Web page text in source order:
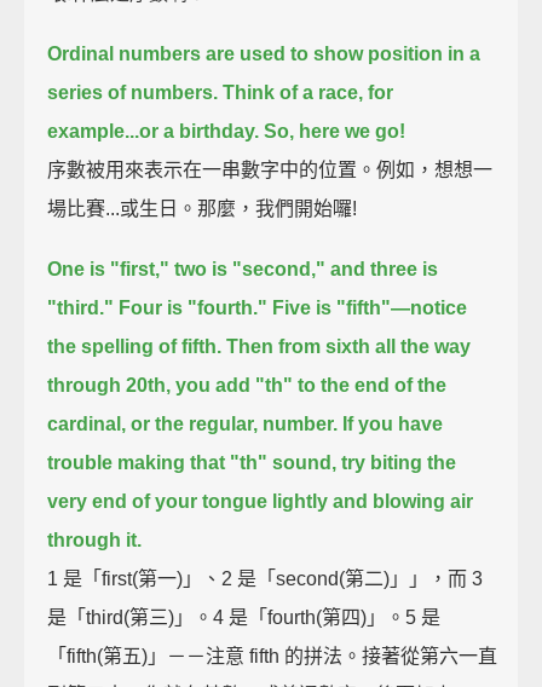
Ordinal numbers are used to show position in a
series of numbers. Think of a race, for
example...or a birthday. So, here we go!
序數被用來表示在一串數字中的位置。例如，想想一
場比賽...或生日。那麼，我們開始囉!
One is "first," two is "second," and three is
"third." Four is "fourth." Five is "fifth"—notice
the spelling of fifth. Then from sixth all the way
through 20th, you add "th" to the end of the
cardinal, or the regular, number. If you have
trouble making that "th" sound, try biting the
very end of your tongue lightly and blowing air
through it.
1 是「first(第一)」、2 是「second(第二)」」，而 3
是「third(第三)」。4 是「fourth(第四)」。5 是
「fifth(第五)」－－注意 fifth 的拼法。接著從第六一直